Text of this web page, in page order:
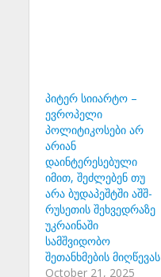
პიტერ სიიარტო –
ევროპელი
პოლიტიკოსები არ
არიან
დაინტერესებული
იმით, შეძლებენ თუ
არა ბუდაპეშტში აშშ-
რუსეთის შეხვედრაზე
უკრაინაში
სამშვიდობო
შეთანხმების მიღწევას
October 21, 2025